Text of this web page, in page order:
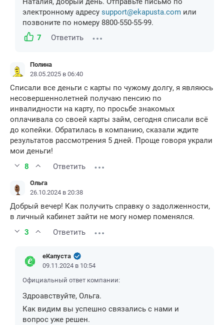
электронному адресу support@ekapusta.com или
позвоните по номеру 8800-550-55-99.
7
Ответить
Полина
28.05.2025 в 06:40
Списали все деньги с карты по чужому долгу, я являюсь
несовершеннолетней получаю пенсию по
инвалидности на карту, по просьбе знакомых
оплачивала со своей карты займ, сегодня списали всё
до копейки. Обратилась в компанию, сказали ждите
результатов рассмотрения 5 дней. Проще говоря украли
мои деньги!
8
Ответить
Ольга
26.10.2024 в 20:38
Добрый вечер! Как получить справку о задолженности,
в личный кабинет зайти не могу номер поменялся.
3
Ответить
еКапуста
09.11.2024 в 10:54
Официальный ответ компании:
Здроавствуйте, Ольга.
Как видим вы успешно связались с нами и
вопрос уже решен.